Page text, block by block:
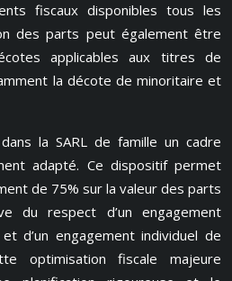
fiscaux disponibles tous les
des parts peut également être
applicables aux titres de
la décote de minoritaire et
la SARL de famille un cadre
adapté. Ce dispositif permet
de 75% sur la valeur des parts
du respect d’un engagement
d’un engagement individuel de
optimisation fiscale majeure